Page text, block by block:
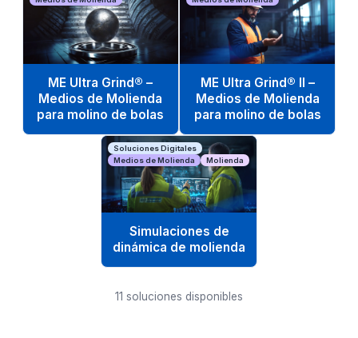
ME Ultra Grind® –
Medios de Molienda
para molino de bolas
ME Ultra Grind® II –
Medios de Molienda
para molino de bolas
Soluciones Digitales
Medios de Molienda
Molienda
Simulaciones de
dinámica de molienda
11 soluciones disponibles